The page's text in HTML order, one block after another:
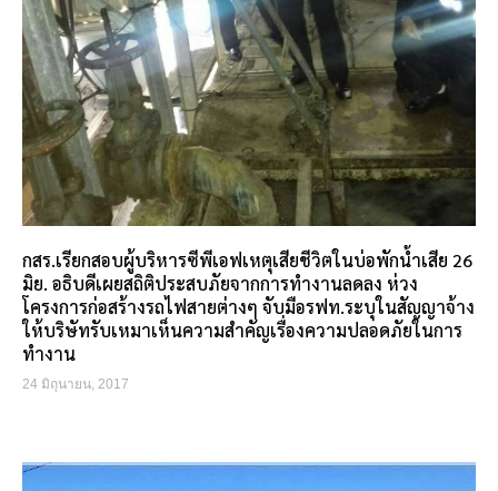
กสร.เรียกสอบผู้บริหารซีพีเอฟเหตุเสียชีวิตในบ่อพักน้ำเสีย 26
มิย. อธิบดีเผยสถิติประสบภัยจากการทำงานลดลง ห่วง
โครงการก่อสร้างรถไฟสายต่างๆ จับมือรฟท.ระบุในสัญญาจ้าง
ให้บริษัทรับเหมาเห็นความสำคัญเรื่องความปลอดภัยในการ
ทำงาน
24 มิถุนายน, 2017